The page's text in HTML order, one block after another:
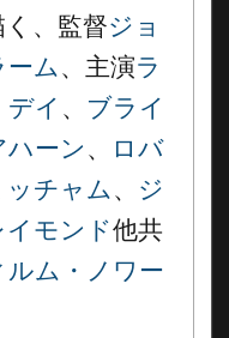
、監督ジョ
ーム、主演ラ
デイ 、 ブライ
ハーン 、
ロバ
ッチャム、 ジ
イモンド他共
ルム・ノワー